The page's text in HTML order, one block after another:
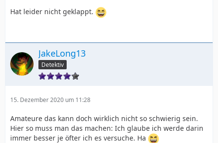
Hat leider nicht geklappt.
JakeLong13
Detektiv
15. Dezember 2020 um 11:28
Amateure das kann doch wirklich nicht so schwierig sein.
Hier so muss man das machen: Ich glaube ich werde darin
immer besser je öfter ich es versuche. Ha